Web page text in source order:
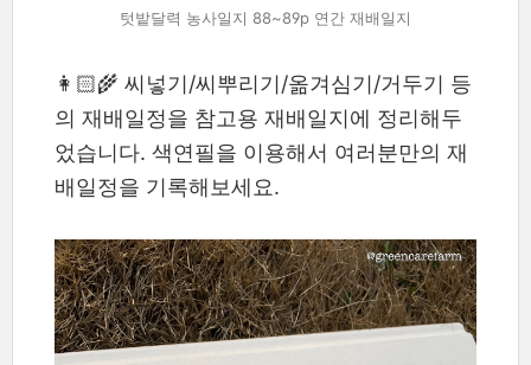
텃밭달력 농사일지 88~89p 연간 재배일지
👩🏻‍🌾 씨넣기/씨뿌리기/옮겨심기/거두기 등
의 재배일정을 참고용 재배일지에 정리해두
었습니다. 색연필을 이용해서 여러분만의 재
배일정을 기록해보세요.